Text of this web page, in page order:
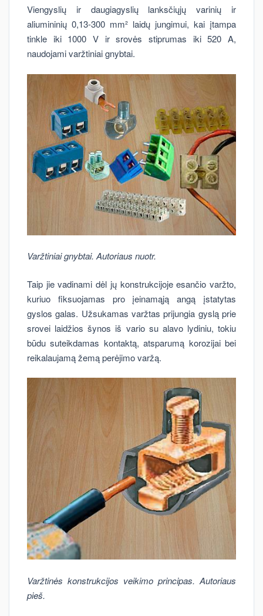
Viengyslių ir daugiagyslių lanksčiųjų varinių ir
aliumininių 0,13-300 mm² laidų jungimui, kai įtampa
tinkle iki 1000 V ir srovės stiprumas iki 520 A,
naudojami varžtiniai gnybtai.
Varžtiniai gnybtai. Autoriaus nuotr.
Taip jie vadinami dėl jų konstrukcijoje esančio varžto,
kuriuo fiksuojamas pro įeinamąją angą įstatytas
gyslos galas. Užsukamas varžtas prijungia gyslą prie
srovei laidžios šynos iš vario su alavo lydiniu, tokiu
būdu suteikdamas kontaktą, atsparumą korozijai bei
reikalaujamą žemą perėjimo varžą.
Varžtinės konstrukcijos veikimo principas. Autoriaus
pieš.